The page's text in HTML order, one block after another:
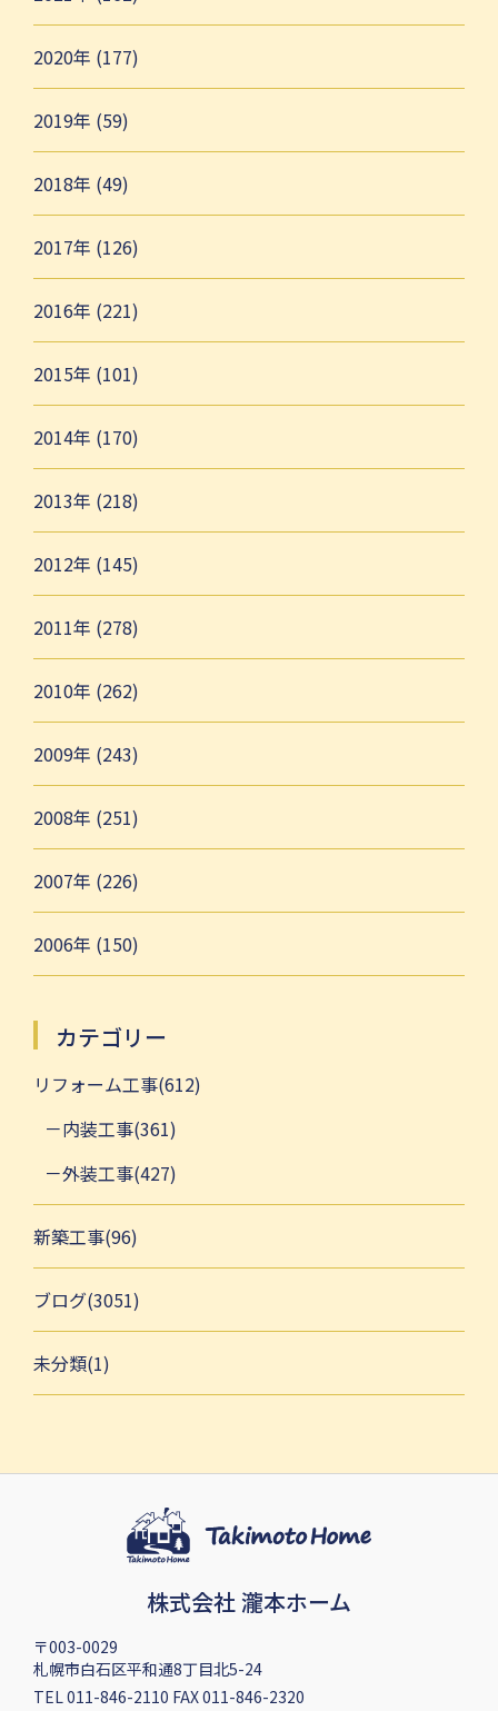
2020年 (177)
2019年 (59)
2018年 (49)
2017年 (126)
2016年 (221)
2015年 (101)
2014年 (170)
2013年 (218)
2012年 (145)
2011年 (278)
2010年 (262)
2009年 (243)
2008年 (251)
2007年 (226)
2006年 (150)
カテゴリー
リフォーム工事(612)
内装工事(361)
外装工事(427)
新築工事(96)
ブログ(3051)
未分類(1)
株式会社 瀧本ホーム
〒003-0029
札幌市白石区平和通8丁目北5-24
TEL 011-846-2110 FAX 011-846-2320